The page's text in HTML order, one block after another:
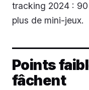
tracking 2024 :
plus de mini-jeux.
Points
fâchent